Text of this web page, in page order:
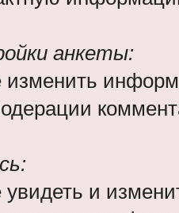
анкеты:
и